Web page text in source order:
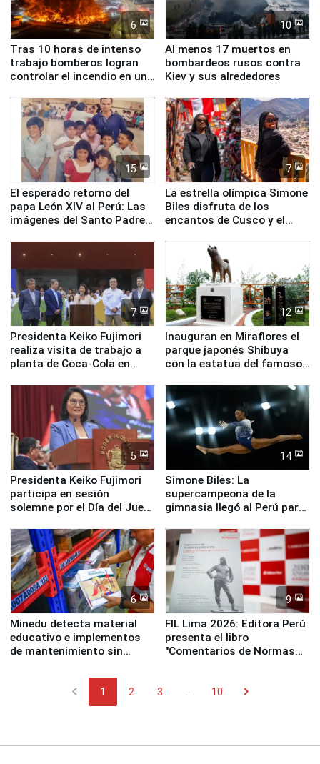
6
Tras 10 horas de intenso
trabajo bomberos logran
controlar el incendio en una
de Chile
10
Al menos 17 muertos en
bombardeos rusos contra
Kiev y sus alrededores
15
El esperado retorno del
papa León XIV al Perú: Las
imágenes del Santo Padre
7
La estrella olímpica Simone
Biles disfruta de los
encantos de Cusco y el
7
Presidenta Keiko Fujimori
realiza visita de trabajo a
planta de Coca-Cola en
12
Inauguran en Miraflores el
parque japonés Shibuya
con la estatua del famoso
5
Presidenta Keiko Fujimori
participa en sesión
solemne por el Día del Juez
14
Simone Biles: La
supercampeona de la
gimnasia llegó al Perú para
Panamericanos Lima 2027
6
Minedu detecta material
educativo e implementos
de mantenimiento sin
9
FIL Lima 2026: Editora Perú
presenta el libro
"Comentarios de Normas
chevron_left 1 2 3 10 chevron_right